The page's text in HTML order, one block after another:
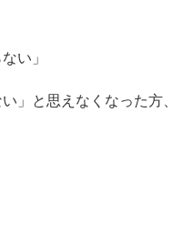
い」
」と思えなくなった方、